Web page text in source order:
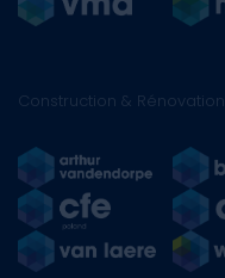
Construction & Rénovation